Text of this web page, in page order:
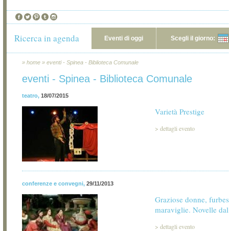
Ricerca in agenda Eventi di oggi Scegli il giorno:
» home » eventi - Spinea - Biblioteca Comunale
eventi - Spinea - Biblioteca Comunale
teatro, 18/07/2015
Varietà Prestige
> dettagli evento
conferenze e convegni, 29/11/2013
Graziose donne,
maraviglie. Novelle
> dettagli evento